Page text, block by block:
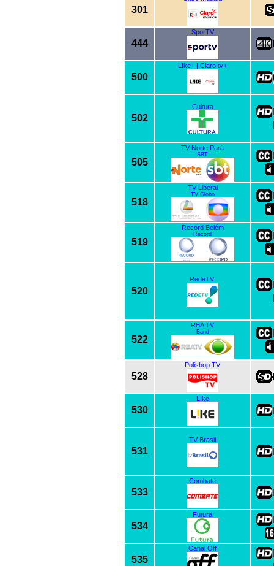
301
444
SporTV
500
L!ke+ | Claro tv+
502
Cultura
505
TV Norte Pará
SBT
518
TV Liberal
TV Globo
519
Record Belém
Record
520
RedeTV!
522
RBA TV
Band
528
Polishop TV
530
L!ke
531
TV Brasil
533
Combate
534
Futura
535
Canal Off